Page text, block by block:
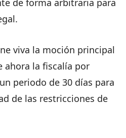
de forma arbitraria para
viva la moción principal
ahora la fiscalía por
periodo de 30 días para
de las restricciones de